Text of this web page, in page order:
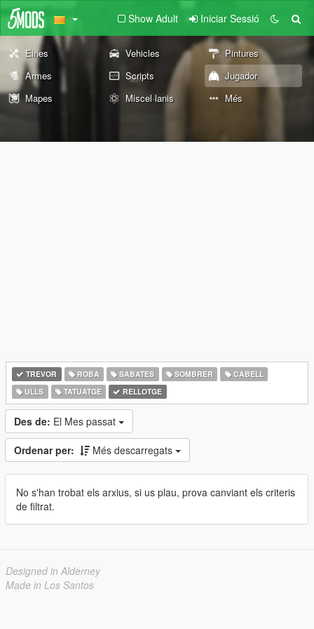
Show Adult Iniciar Sessió
Eines Vehicles
Pintures
Armes
Scripts
Jugador
Mapes
Miscel·lanis Més
TREVOR ROBA SABATES SOMBRER
CABELL
ULLS
TATUATGE RELLOTGE
Des de: El Mes passat
Ordenar per: Més descarregats
No s'han trobat els arxius, si us plau, prova canviant els criteris
de filtrat.
Designed in Alderney
Made in Los Santos